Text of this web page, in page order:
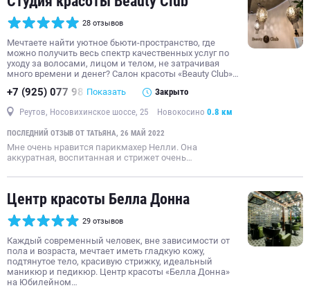
28 отзывов
Мечтаете найти уютное бьюти-пространство, где
можно получить весь спектр качественных услуг по
уходу за волосами, лицом и телом, не затрачивая
много времени и денег? Салон красоты «Beauty Club»…
+7 (925) 077 98 Показать Закрыто
Реутов, Носовихинское шоссе, 25 Новокосино 0.8 км
ПОСЛЕДНИЙ ОТЗЫВ ОТ ТАТЬЯНА, 26 МАЙ 2022
Мне очень нравится парикмахер Нелли. Она
аккуратная, воспитанная и стрижет очень…
Центр красоты Белла Донна
29 отзывов
Каждый современный человек, вне зависимости от
пола и возраста, мечтает иметь гладкую кожу,
подтянутое тело, красивую стрижку, идеальный
маникюр и педикюр. Центр красоты «Белла Донна»
на Юбилейном…